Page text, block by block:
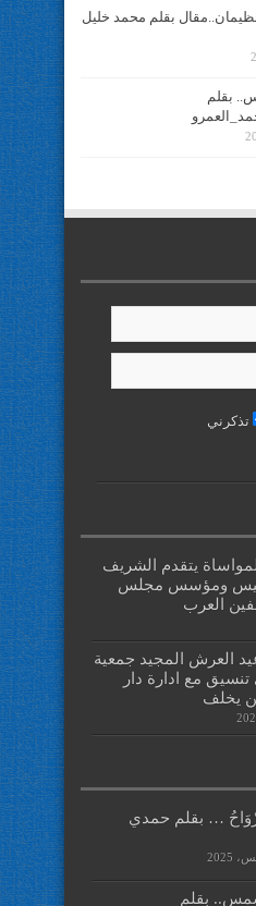
بقلم محمد خليل
بقلم
تذكرني
يتقدم الشريف
ومؤسس مجلس
العرب
العرش المجيد جمعية
تنسيق مع ادارة دار
يخلف
… بقلم حمدي
بقلم